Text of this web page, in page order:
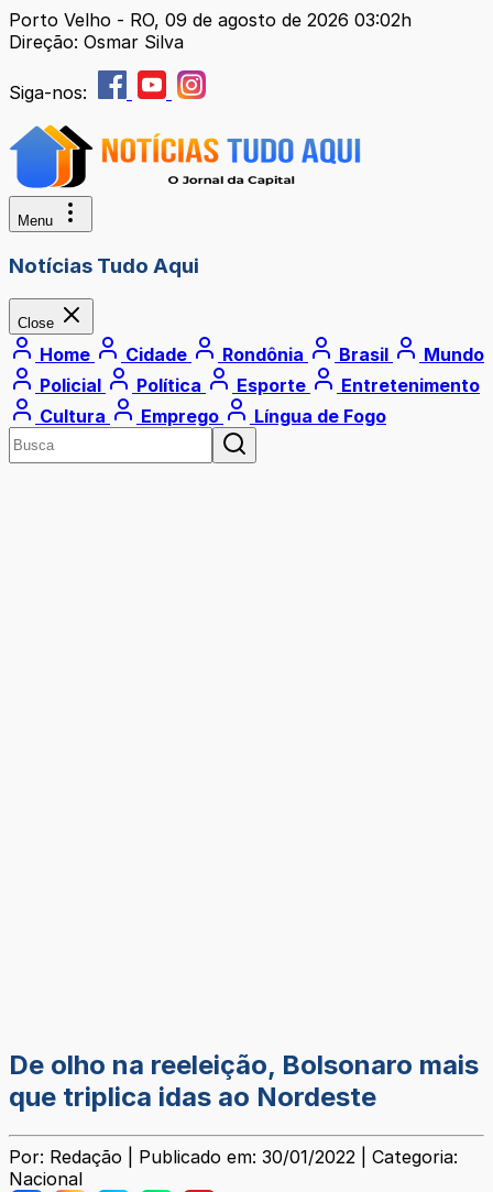
Porto Velho - RO, 09 de agosto de 2026 03:02h
Direção: Osmar Silva
Siga-nos:
Menu
Notícias Tudo Aqui
Close
Home Cidade Rondônia Brasil
Mundo
Policial
Política Esporte
Entretenimento
Cultura
Emprego Língua de Fogo
De olho na reeleição, Bolsonaro mais
que triplica idas ao Nordeste
Por: Redação | Publicado em: 30/01/2022 | Categoria:
Nacional